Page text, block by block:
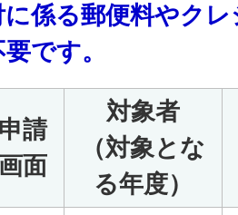
係る郵便料やク
です。
申請
画面
対象者
（対象とな
る年度）